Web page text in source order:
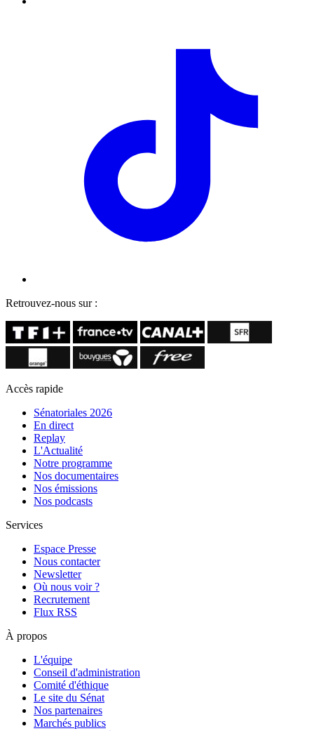
Retrouvez-nous sur :
Accès rapide
Sénatoriales 2026
En direct
Replay
L'Actualité
Notre programme
Nos documentaires
Nos émissions
Nos podcasts
Services
Espace Presse
Nous contacter
Newsletter
Où nous voir ?
Recrutement
Flux RSS
À propos
L'équipe
Conseil d'administration
Comité d'éthique
Le site du Sénat
Nos partenaires
Marchés publics